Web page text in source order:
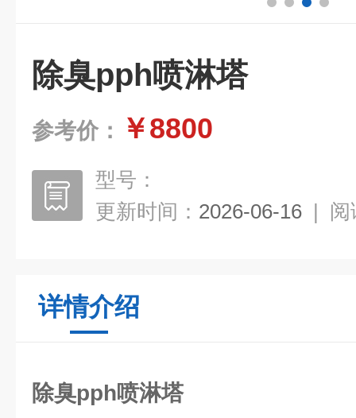
除臭pph喷淋塔
参考价： ￥8800
型号：
更新时间： 2026-06-16 | 阅
详情介绍
除臭pph喷淋塔